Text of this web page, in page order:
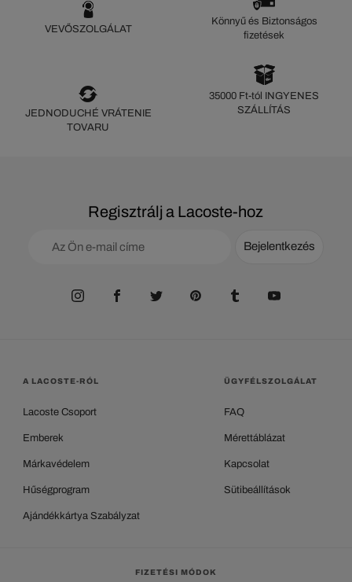
VEVŐSZOLGÁLAT
Könnyű és Biztonságos
fizetések
JEDNODUCHÉ VRÁTENIE
TOVARU
35000 Ft-tól INGYENES
SZÁLLÍTÁS
Regisztrálj a Lacoste-hoz
Bejelentkezés
A LACOSTE-RÓL
Lacoste Csoport
Emberek
Márkavédelem
Hűségprogram
Ajándékkártya Szabályzat
ÜGYFÉLSZOLGÁLAT
FAQ
Mérettáblázat
Kapcsolat
Sütibeállítások
FIZETÉSI MÓDOK